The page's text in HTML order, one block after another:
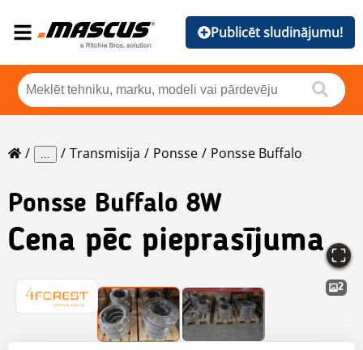
Publicēt sludinājumu!
... Transmisija Ponsse Ponsse Buffalo
Ponsse Buffalo 8W
Cena pēc pieprasījuma
2